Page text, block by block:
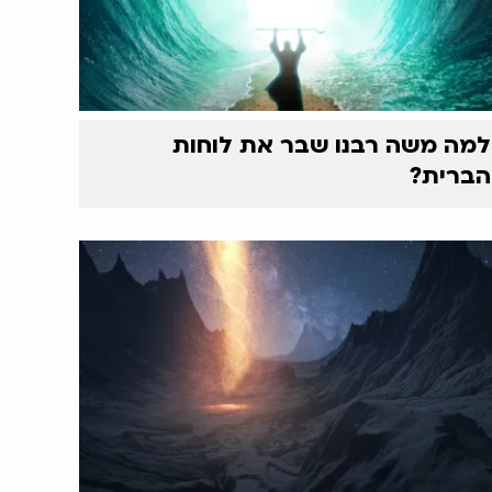
למה משה רבנו שבר את לוחות
הברית?